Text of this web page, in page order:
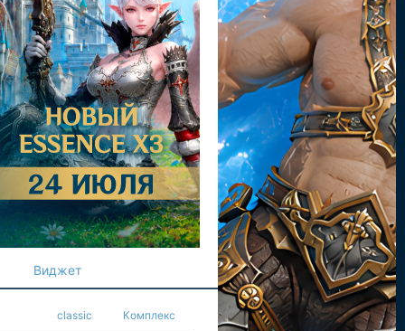
Виджет
classic Комплекс